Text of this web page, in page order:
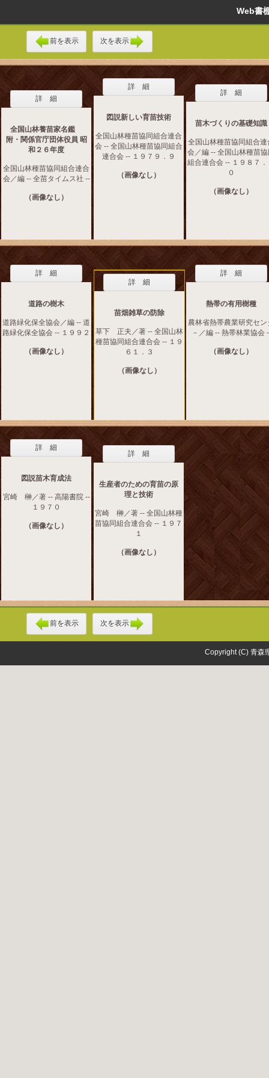
Web
前を表示 次を表示
詳 細
全国山林養苗家名鑑
附・関係官庁団体役員 昭
和２６年度
全国山林種苗協同組合連合
会／編 -- 全苗タイムス社 --
（画像なし）
詳 細
図説新しい育苗技術
全国山林種苗協同組合連合
会 -- 全国山林種苗協同組合
連合会 -- １９７９．９
（画像なし）
詳 細
苗木づくりの基礎知識
全国山林種苗協同組合連
会／編 -- 全国山林種苗
組合連合会 -- １９８７
０
（画像なし）
詳 細
道路の樹木
道路緑化保全協会／編 -- 道
路緑化保全協会 -- １９９２
（画像なし）
詳 細
苗畑雑草の防除
草下 正夫／著 -- 全国山林
種苗協同組合連合会 -- １９
６１．３
（画像なし）
詳 細
熱帯の有用樹種
農林省熱帯農業研究セン
－／編 -- 熱帯林業協会
（画像なし）
詳 細
図説苗木育成法
宮崎 榊／著 -- 高陽書院 --
１９７０
（画像なし）
詳 細
生産者のための育苗の原
理と技術
宮崎 榊／著 -- 全国山林種
苗協同組合連合会 -- １９７
１
（画像なし）
前を表示 次を表示
Copyright (C) 青森